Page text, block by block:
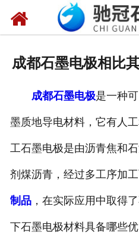
成都石墨电极相比
成都石墨电极是一种
墨质地导电材料，它有人
工石墨电极是由沥青焦和
剂煤沥青，经过多工序加
制品，在实际应用中取得
下石墨电极材料具备哪些优